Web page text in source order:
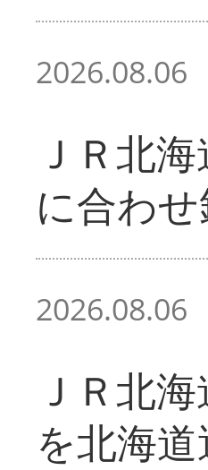
2026.08.06
ＪＲ北
に合わ
2026.08.06
ＪＲ北
を北海